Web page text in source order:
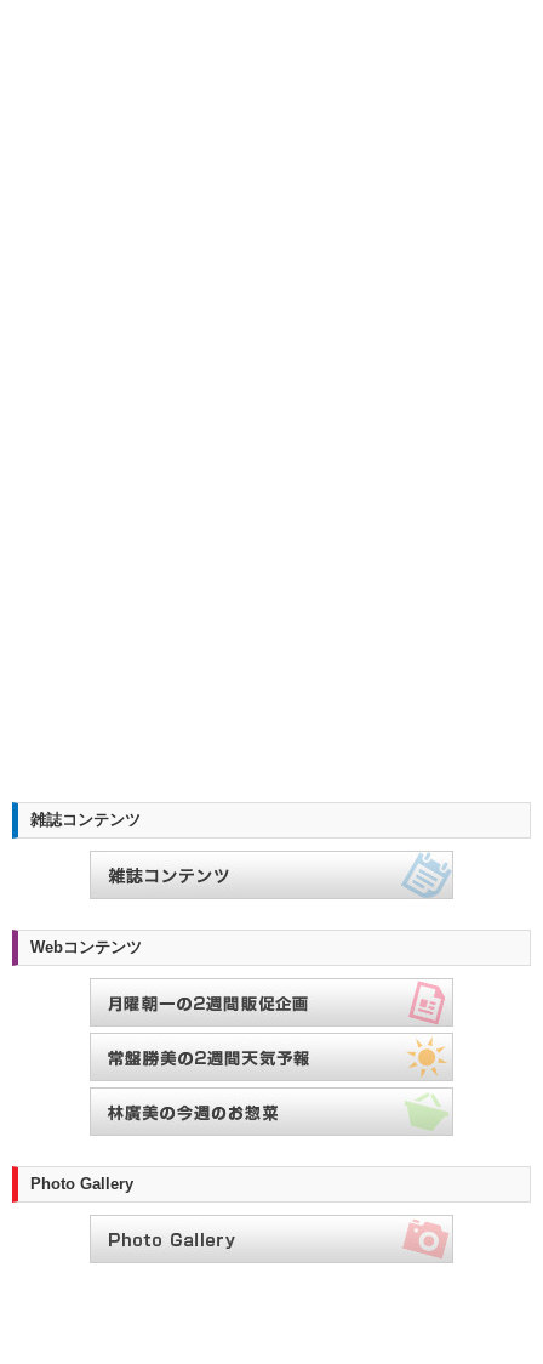
雑誌コンテンツ
Webコンテンツ
Photo Gallery